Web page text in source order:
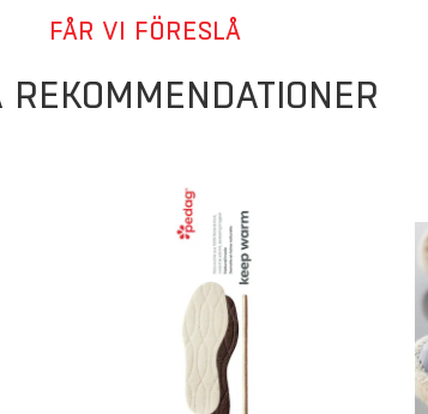
FÅR VI FÖRESLÅ
REKOMMENDATIONER